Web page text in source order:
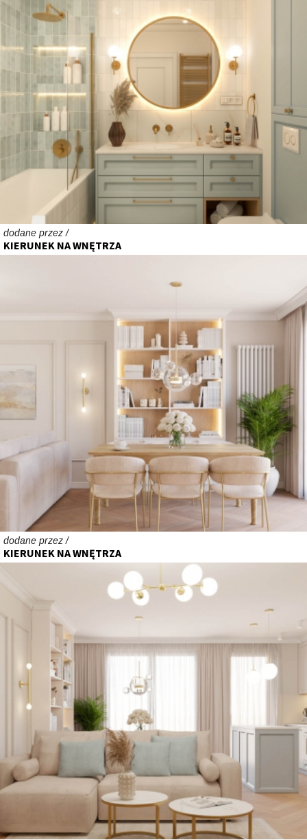
dodane przez /
KIERUNEK NA WNĘTRZA
dodane przez /
KIERUNEK NA WNĘTRZA